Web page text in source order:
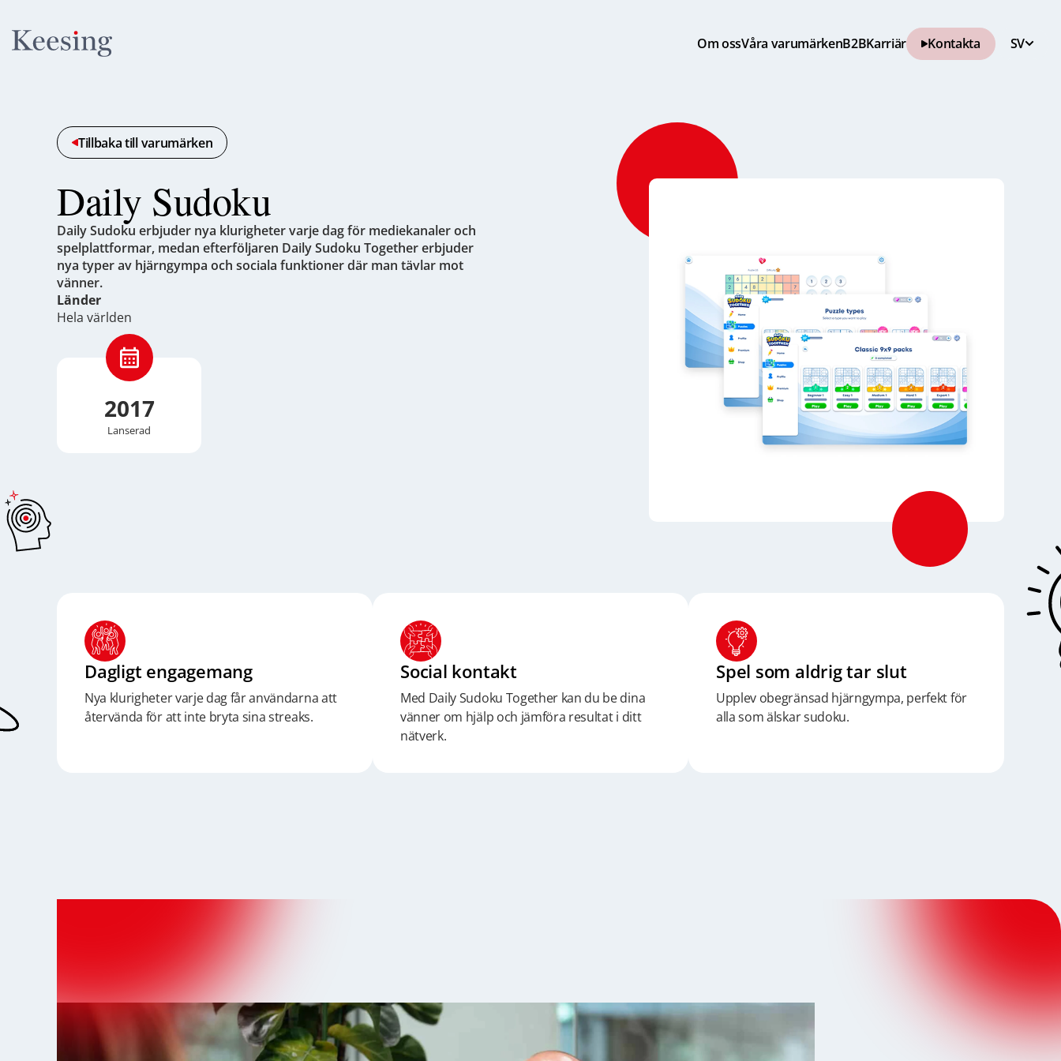
Om ossVåra varumärkenB2BKarriär Kontakta
Tillbaka till varumärken
Daily Sudoku
Daily Sudoku erbjuder nya klurigheter varje dag för mediekanaler och
spelplattformar, medan efterföljaren Daily Sudoku Together erbjuder
nya typer av hjärngympa och sociala funktioner där man tävlar mot
vänner.
Länder
Hela världen
2017
Lanserad
Dagligt engagemang
Nya klurigheter varje dag får användarna att
återvända för att inte bryta sina streaks.
Social kontakt
Med Daily Sudoku Together kan du be dina
vänner om hjälp och jämföra resultat i ditt
nätverk.
Spel som aldrig tar slut
Upplev obegränsad hjärngympa, perfekt för
alla som älskar sudoku.